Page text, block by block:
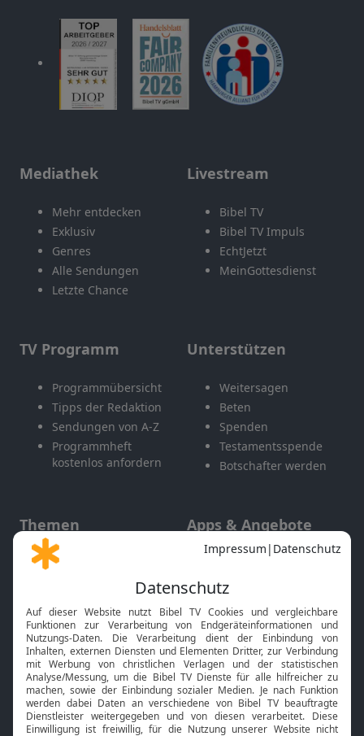
Mediathek
Mehr entdecken
Exklusiv
Genres
Alle Sendungen
Letzte Chance
Livestream
Bibel TV
Bibel TV Impuls
EchtJetzt
MeinGottesdienst
TV Programm
Programmübersicht
Tipps der Redaktion
Sendungen von A-Z
Programmheft
kostenlos anfordern
Unterstützen
Weitersagen
Beten
Spenden
Testamentsspende
Botschafter werden
Themen
Gott und Bibel erklärt
Neuigkeiten
Apps & Angebote
Mobile App
Smart TV
HbbTV
Bibelthek Online-Bibel
Nächster Gottesdienst